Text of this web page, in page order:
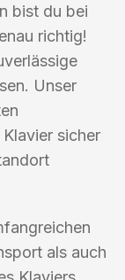
bist du bei
richtig!
Unser
sicher
als auch